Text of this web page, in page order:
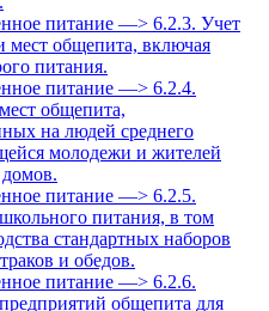
питание —> 6.2.3. Учет
мест общепита, включая
питания.
питание —> 6.2.4.
общепита,
на людей среднего
молодежи и жителей
питание —> 6.2.5.
питания, в том
стандартных наборов
и обедов.
питание —> 6.2.6.
общепита для